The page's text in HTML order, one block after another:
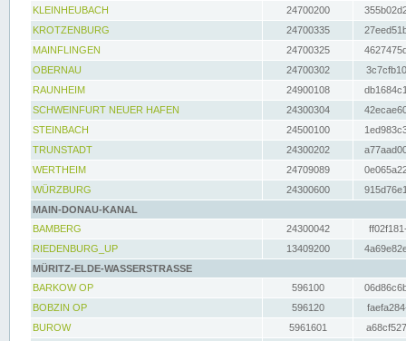
KLEINHEUBACH 24700200
KROTZENBURG
24700335
MAINFLINGEN
24700325
OBERNAU
24700302
RAUNHEIM
24900108
SCHWEINFURT NEUER HAFEN
24300304
STEINBACH
24500100
TRUNSTADT
24300202
WERTHEIM
24709089
WÜRZBURG
24300600
MAIN-DONAU-KANAL
BAMBERG
24300042
RIEDENBURG_UP
13409200
MÜRITZ-ELDE-WASSERSTRASSE
BARKOW OP
596100
BOBZIN OP
596120
BUROW
5961601